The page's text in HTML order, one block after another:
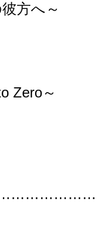
方へ～
Zero～